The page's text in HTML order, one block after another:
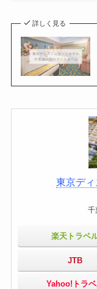
詳しく見る
東京デ
千
楽天トラベ
JTB
Yahoo!トラ